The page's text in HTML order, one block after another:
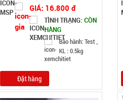
GIÁ: 16.800 đ
TÌNH TRẠNG: CÒN
HÀNG
Bảo hành: Test ,
KL : 0.5kg
Đặt hàng